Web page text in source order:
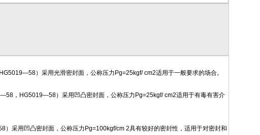
）采用光滑密封面，公称压力Pg=25kgf/ cm2适用于一般要求的场合。
，HG5019—58）采用凹凸密封面，公称压力Pg=25kgf/ cm2适用于有毒有害介
用凹凸密封面，公称压力Pg=100kgf/cm 2具有较好的密封性，适用于对密封和